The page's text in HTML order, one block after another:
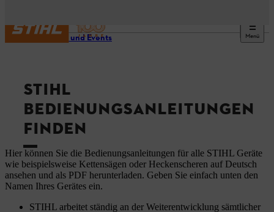
Menü
Service und Events
STIHL
BEDIENUNGSANLEITUNGEN
FINDEN
Hier können Sie die Bedienungsanleitungen für alle STIHL Geräte
wie beispielsweise Kettensägen oder Heckenscheren auf Deutsch
ansehen und als PDF herunterladen. Geben Sie einfach unten den
Namen Ihres Gerätes ein.
STIHL arbeitet ständig an der Weiterentwicklung sämtlicher